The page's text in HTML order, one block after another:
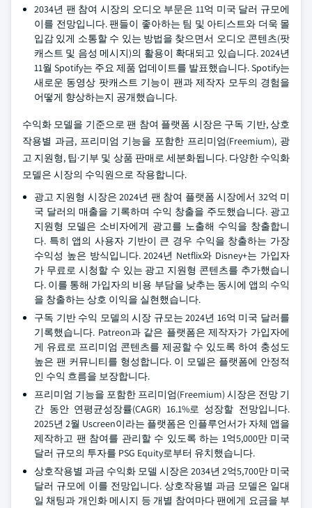
2034년 팬 참여 시장의 오디오 부문은 11억 미국 달러 규모에
이를 전망입니다. 팬들이 좋아하는 팀 및 아티스트와 더욱 몰
입감 있게 소통할 수 있는 방법을 찾으면서 오디오 콘텐츠(팟
캐스트 및 음성 메시지)의 활용이 확대되고 있습니다. 2024년
11월 Spotify는 주요 제품 업데이트를 발표했습니다. Spotify는
새로운 동영상 팟캐스트 기능이 팬과 제작자 모두의 경험을
어떻게 향상하는지 공개했습니다.
수익화 모델을 기준으로 팬 참여 플랫폼 시장은 구독 기반, 상호
작용별 과금, 프리미엄 기능을 포함한 프리미엄(Freemium), 광
고 지원형, 팁·기부 및 상품 판매로 세분화됩니다. 다양한 수익화
모델은 시장의 수익원으로 작용합니다.
광고 지원형 시장은 2024년 팬 참여 플랫폼 시장에서 32억 미
국 달러의 매출을 기록하며 수익 창출을 주도했습니다. 광고
지원형 모델은 소비자에게 광고를 노출해 수익을 창출합니
다. 특히 앱의 사용자 기반이 큰 경우 수익을 창출하는 가장
수익성 높은 방식입니다. 2024년 Netflix와 Disney+는 가입자
가 무료로 시청할 수 있는 광고 지원형 콘텐츠를 추가했습니
다. 이를 통해 가입자의 비용 부담을 낮추는 동시에 앱의 수익
을 창출하는 상호 이익을 실현했습니다.
구독 기반 수익 모델의 시장 규모는 2024년 16억 미국 달러를
기록했습니다. Patreon과 같은 플랫폼은 제작자가 가입자에
게 유료로 프리미엄 콘텐츠를 제공할 수 있도록 하여 충성도
높은 팬 커뮤니티를 형성합니다. 이 모델은 플랫폼에 안정적
인 수익 흐름을 보장합니다.
프리미엄 기능을 포함한 프리미엄(Freemium) 시장은 전망 기
간 동안 연평균성장률(CAGR) 16.1%로 성장할 전망입니다.
2025년 2월 Uscreen이라는 플랫폼은 인플루언서가 자체 앱을
제작하고 팬 참여를 관리할 수 있도록 하는 1억5,000만 미국
달러 규모의 투자를 PSG Equity로부터 유치했습니다.
상호작용별 과금 수익화 모델 시장은 2034년 2억5,700만 미국
달러 규모에 이를 전망입니다. 상호작용별 과금 모델은 일대
일 채팅과 개인화 메시지 등 개별 참여마다 팬에게 요금을 부